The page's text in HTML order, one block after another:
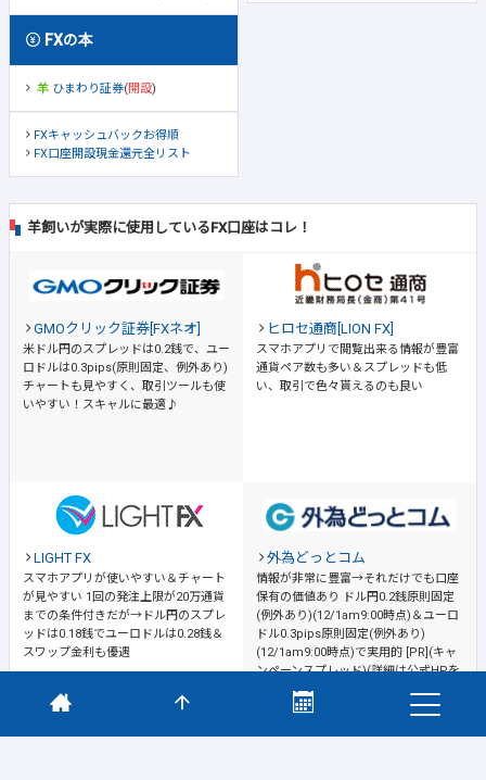
FXの本
ひまわり証券(開設)
FXキャッシュバックお得順
FX口座開設現金還元全リスト
羊飼いが実際に使用しているFX口座はコレ！
GMOクリック証券[FXネオ]
米ドル円のスプレッドは0.2銭で、ユー
ロドルは0.3pips(原則固定、例外あり)
チャートも見やすく、取引ツールも使
いやすい！スキャルに最適♪
ヒロセ通商[LION FX]
スマホアプリで閲覧出来る情報が豊富
通貨ペア数も多い＆スプレッドも低
い、取引で色々貰えるのも良い
LIGHT FX
スマホアプリが使いやすい＆チャート
が見やすい 1回の発注上限が20万通貨
までの条件付きだが→ドル円のスプレ
ッドは0.18銭でユーロドルは0.28銭＆
スワップ金利も優遇
外為どっとコム
情報が非常に豊富→それだけでも口座
保有の価値あり
ドル円0.2銭原則固定
(例外あり)(12/1am9:00時点)＆ユーロ
ドル0.3pips原則固定(例外あり)
(12/1am9:00時点)で実用的 [PR](キャ
ンペーンスプレッド)(詳細は公式HPを
ご確認ください)